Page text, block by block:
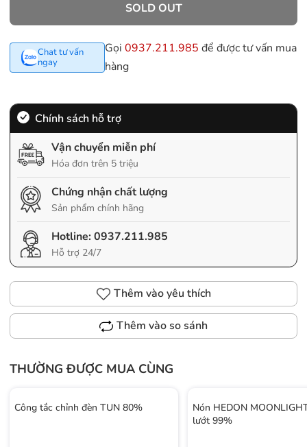
SOLD OUT
Chat tư vấn
ngay
Gọi 0937.211.985 để được tư vấn mua
hàng
Chính sách hỗ trợ
Vận chuyển miễn phí
Hóa đơn trên 5 triệu
Chứng nhận chất lượng
Sản phẩm chính hãng
Hotline:0937.211.985
Hỗ trợ 24/7
Thêm vào yêu thích
Thêm vào so sánh
THƯỜNG ĐƯỢC MUA CÙNG
Công tắc chỉnh đèn TUN 80%
Nón HEDON
lướt 99%